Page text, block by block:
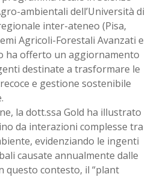
ambientali dell’Università di
inter-ateneo (Pisa,
Agricoli-Forestali Avanzati e
ha offerto un aggiornamento
destinate a trasformare le
e gestione sostenibile
la dott.ssa Gold ha illustrato
da interazioni complesse tra
evidenziando le ingenti
causate annualmente dalle
questo contesto, il “plant